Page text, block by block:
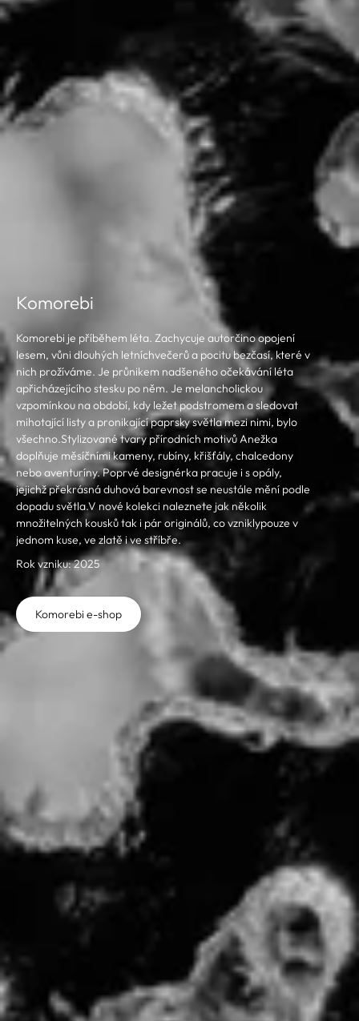
Komorebi
Komorebi je příběhem léta. Zachycuje autorčino opojení
lesem, vůni dlouhých letníchvečerů a pocitu bezčasí, které v
nich prožíváme. Je průnikem nadšeného očekávání léta
apřicházejícího stesku po něm. Je melancholickou
vzpomínkou na období, kdy ležet podstromem a sledovat
mihotající listy a pronikající paprsky světla mezi nimi, bylo
všechno.Stylizované tvary přírodních motivů Anežka
doplňuje měsíčními kameny, rubíny, křišťály, chalcedony
nebo aventuríny. Poprvé designérka pracuje i s opály,
jejichž překrásná duhová barevnost se neustále mění podle
dopadu světla.V nové kolekci naleznete jak několik
množitelných kousků tak i pár originálů, co vzniklypouze v
jednom kuse, ve zlatě i ve stříbře.
Rok vzniku: 2025
Komorebi e-shop